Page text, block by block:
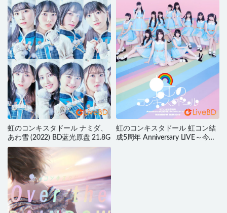
虹のコンキスタドール ナミダ、
あわ雪 (2022) BD蓝光原盘 21.8G
虹のコンキスタドール 虹コン結
成5周年 Anniversary LIVE～今年